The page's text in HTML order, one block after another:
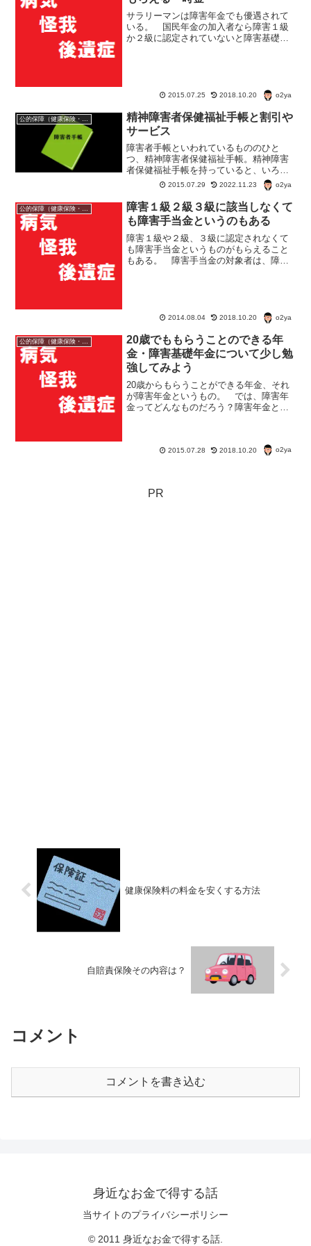
サラリーマンは障害年金でも優遇されて
いる。 国民年金の加入者なら障害１級
か２級に認定されていないと障害基礎年
2015.07.25 2018.10.20 o2ya
公的保障（健康保険・年金・雇用保険・生活保護・災害時の補償）
精神障害者保健福祉手帳と割引や
サービス
障害者手帳といわれているもののひと
つ、精神障害者保健福祉手帳。精神障害
者保健福祉手帳を持っていると、いろい
ろな割引サービスが受けられる。場合に
よっては生活保護の保護費が多くもらえ
る場合もある。
2015.07.29 2022.11.23 o2ya
公的保障（健康保険・年金・雇用保険・生活保護・災害時の補償）
障害１級２級３級に該当しなくて
も障害手当金というのもある
障害１級や２級、３級に認定されなくて
も障害手当金というものがもらえること
もある。 障害手当金の対象者は、障害
2014.08.04 2018.10.20 o2ya
公的保障（健康保険・年金・雇用保険・生活保護・災害時の補償）
20歳でももらうことのできる年
金・障害基礎年金について少し勉
強してみよう
20歳からもらうことができる年金、それ
が障害年金というもの。 では、障害年
金ってどんなものだろう？障害年金と
対して支給される公的年金の...
2015.07.28 2018.10.20 o2ya
PR
健康保険料の料金を安くする方法
自賠責保険その内容は？
コメント
コメントを書き込む
身近なお金で得する話
当サイトのプライバシーポリシー
© 2011 身近なお金で得する話.